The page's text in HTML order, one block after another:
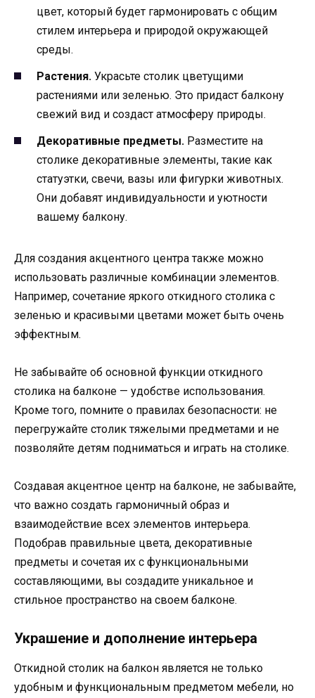
цвет, который будет гармонировать с общим
стилем интерьера и природой окружающей
среды.
Растения. Украсьте столик цветущими
растениями или зеленью. Это придаст балкону
свежий вид и создаст атмосферу природы.
Декоративные предметы. Разместите на
столике декоративные элементы, такие как
статуэтки, свечи, вазы или фигурки животных.
Они добавят индивидуальности и уютности
вашему балкону.
Для создания акцентного центра также можно
использовать различные комбинации элементов.
Например, сочетание яркого откидного столика с
зеленью и красивыми цветами может быть очень
эффектным.
Не забывайте об основной функции откидного
столика на балконе — удобстве использования.
Кроме того, помните о правилах безопасности: не
перегружайте столик тяжелыми предметами и не
позволяйте детям подниматься и играть на столике.
Создавая акцентное центр на балконе, не забывайте,
что важно создать гармоничный образ и
взаимодействие всех элементов интерьера.
Подобрав правильные цвета, декоративные
предметы и сочетая их с функциональными
составляющими, вы создадите уникальное и
стильное пространство на своем балконе.
Украшение и дополнение интерьера
Откидной столик на балкон является не только
удобным и функциональным предметом мебели, но